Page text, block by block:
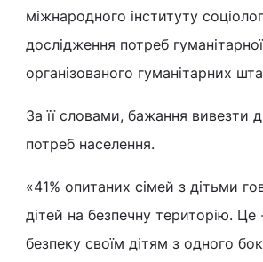
міжнародного інституту
дослідження потреб
організованого гуманітарних
За її словами, бажання вивезти
потреб населення.
«41% опитаних сімей з дітьми
дітей на безпечну територію. Це
безпеку своїм дітям з одного